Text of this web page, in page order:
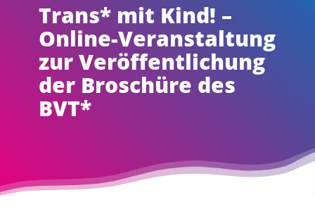
Trans* mit Kind! –
Online-Veranstaltung
zur Veröffentlichung
der Broschüre des
BVT*